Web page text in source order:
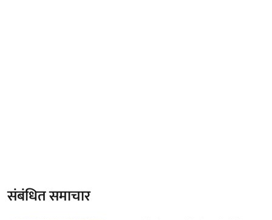
संबंधित समाचार